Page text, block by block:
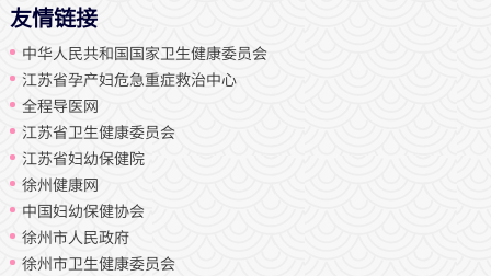
友情链接
中华人民共和国国家卫生健康委员会
江苏省孕产妇危急重症救治中心
全程导医网
江苏省卫生健康委员会
江苏省妇幼保健院
徐州健康网
中国妇幼保健协会
徐州市人民政府
徐州市卫生健康委员会